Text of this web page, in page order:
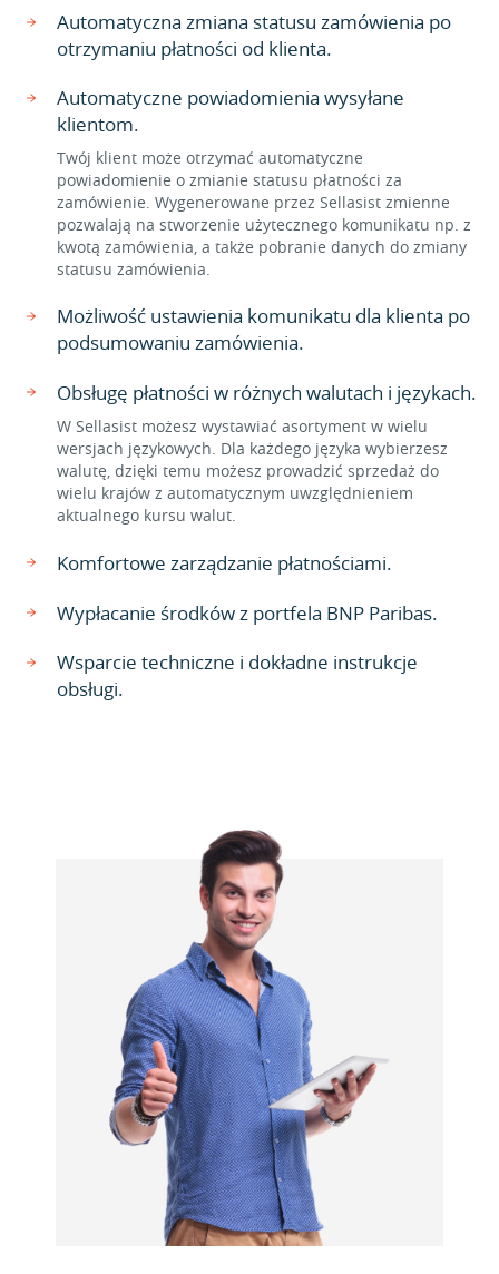
Automatyczna zmiana statusu zamówienia po
otrzymaniu płatności od klienta.
Automatyczne powiadomienia wysyłane
klientom.
Twój klient może otrzymać automatyczne
powiadomienie o zmianie statusu płatności za
zamówienie. Wygenerowane przez Sellasist zmienne
pozwalają na stworzenie użytecznego komunikatu np. z
kwotą zamówienia, a także pobranie danych do zmiany
statusu zamówienia.
Możliwość ustawienia komunikatu dla klienta po
podsumowaniu zamówienia.
Obsługę płatności w różnych walutach i językach.
W Sellasist możesz wystawiać asortyment w wielu
wersjach językowych. Dla każdego języka wybierzesz
walutę, dzięki temu możesz prowadzić sprzedaż do
wielu krajów z automatycznym uwzględnieniem
aktualnego kursu walut.
Komfortowe zarządzanie płatnościami.
Wypłacanie środków z portfela BNP Paribas.
Wsparcie techniczne i dokładne instrukcje
obsługi.